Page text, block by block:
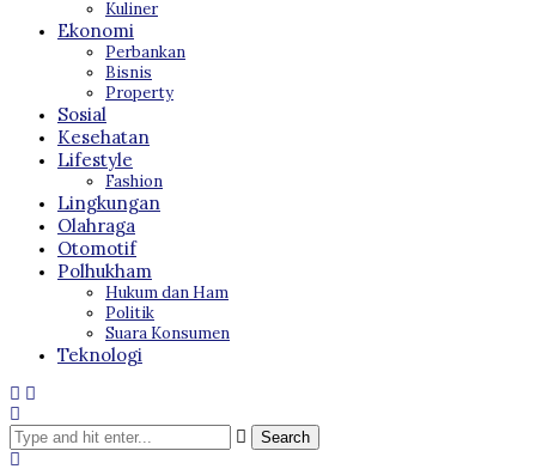
Kuliner
Ekonomi
Perbankan
Bisnis
Property
Sosial
Kesehatan
Lifestyle
Fashion
Lingkungan
Olahraga
Otomotif
Polhukham
Hukum dan Ham
Politik
Suara Konsumen
Teknologi